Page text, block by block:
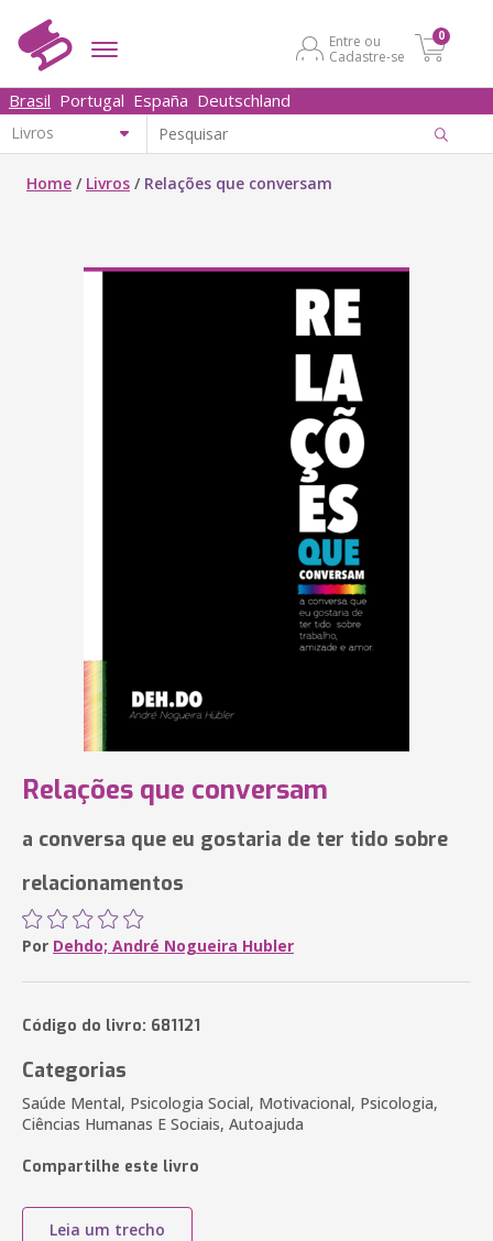
Entre ou
Cadastre-se
0
Brasil Portugal España Deutschland
Home / Livros / Relações que conversam
Relações que conversam
a conversa que eu gostaria de ter tido sobre
relacionamentos
Por Dehdo; André Nogueira Hubler
Código do livro: 681121
Categorias
Saúde Mental, Psicologia Social, Motivacional, Psicologia,
Ciências Humanas E Sociais, Autoajuda
Compartilhe este livro
Leia um trecho